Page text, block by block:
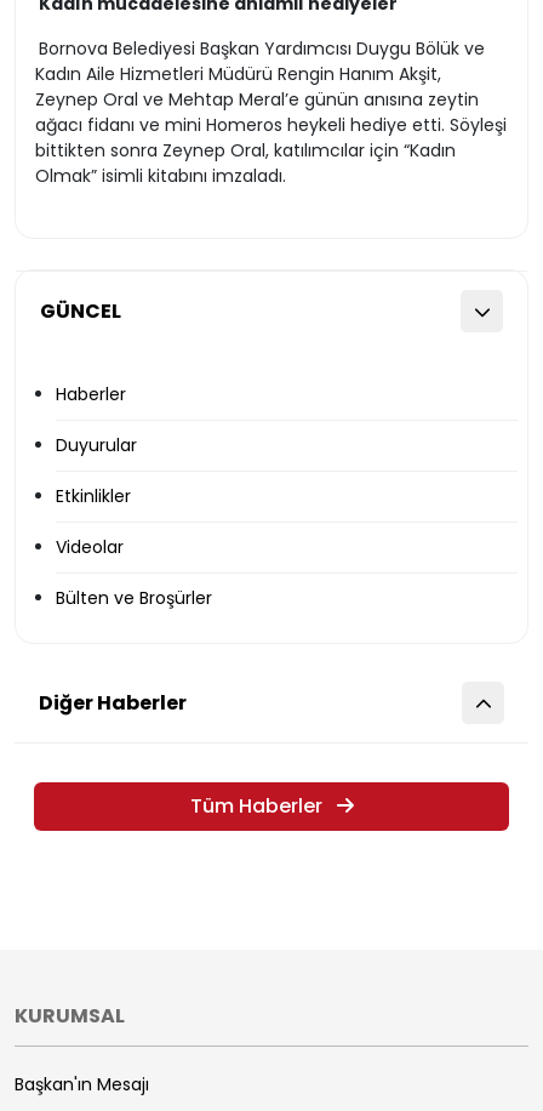
GÜNCEL
Haberler
Duyurular
Etkinlikler
Videolar
Bülten ve Broşürler
Bornova Belediyesi Başkan Yardımcısı Duygu Bölük ve
Kadın Aile Hizmetleri Müdürü Rengin Hanım Akşit,
Zeynep Oral ve Mehtap Meral’e günün anısına zeytin
ağacı fidanı ve mini Homeros heykeli hediye etti. Söyleşi
bittikten sonra Zeynep Oral, katılımcılar için “Kadın
Olmak” isimli kitabını imzaladı.
Diğer Haberler
Tüm Haberler
KURUMSAL
Başkan'ın Mesajı